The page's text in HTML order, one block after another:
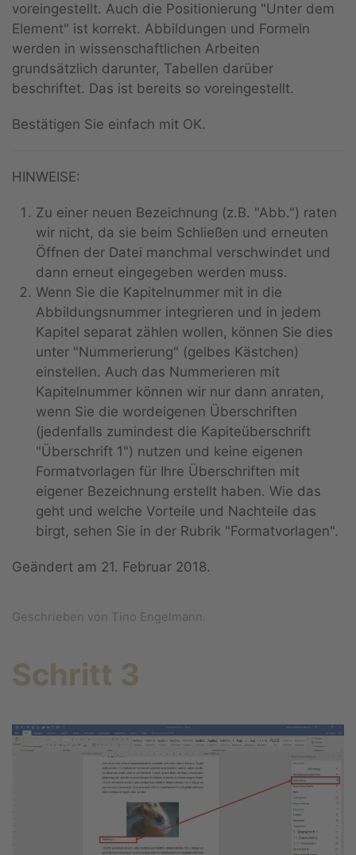
voreingestellt. Auch die Positionierung "Unter dem
Element" ist korrekt. Abbildungen und Formeln
werden in wissenschaftlichen Arbeiten
grundsätzlich darunter, Tabellen darüber
beschriftet. Das ist bereits so voreingestellt.
Bestätigen Sie einfach mit OK.
HINWEISE:
Zu einer neuen Bezeichnung (z.B. "Abb.") raten
wir nicht, da sie beim Schließen und erneuten
Öffnen der Datei manchmal verschwindet und
dann erneut eingegeben werden muss.
Wenn Sie die Kapitelnummer mit in die
Abbildungsnummer integrieren und in jedem
Kapitel separat zählen wollen, können Sie dies
unter "Nummerierung" (gelbes Kästchen)
einstellen. Auch das Nummerieren mit
Kapitelnummer können wir nur dann anraten,
wenn Sie die wordeigenen Überschriften
(jedenfalls zumindest die Kapiteüberschrift
"Überschrift 1") nutzen und keine eigenen
Formatvorlagen für Ihre Überschriften mit
eigener Bezeichnung erstellt haben. Wie das
geht und welche Vorteile und Nachteile das
birgt, sehen Sie in der Rubrik "Formatvorlagen".
Geändert am 21. Februar 2018.
Geschrieben von Tino Engelmann.
Schritt 3